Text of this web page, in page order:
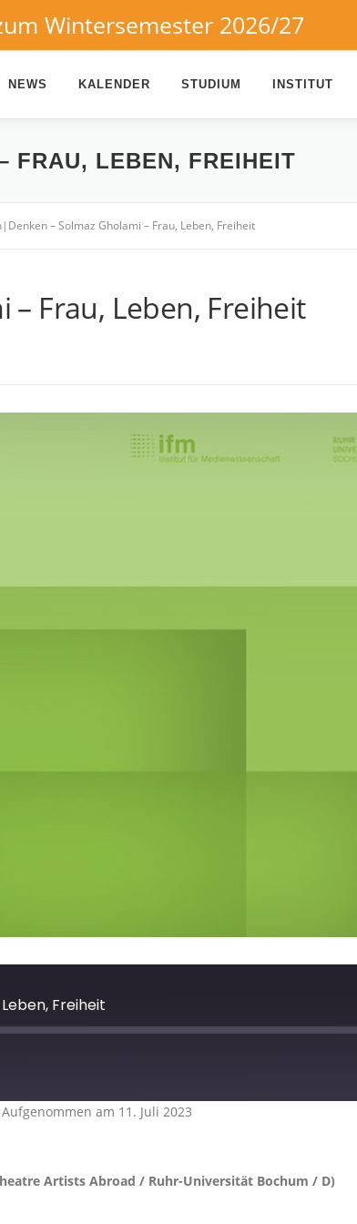
NEWS KALENDER STUDIUM INSTITUT
FRAU, LEBEN, FREIHEIT
– Solmaz Gholami – Frau, Leben, Freiheit
Frau, Leben, Freiheit
Freiheit
Aufgenommen am 11. Juli 2023
Artists Abroad / Ruhr-Universität Bochum / D)
Wintersemester 2026/27